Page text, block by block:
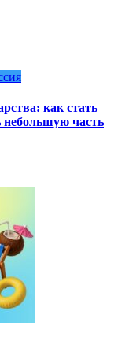
как стать
небольшую часть